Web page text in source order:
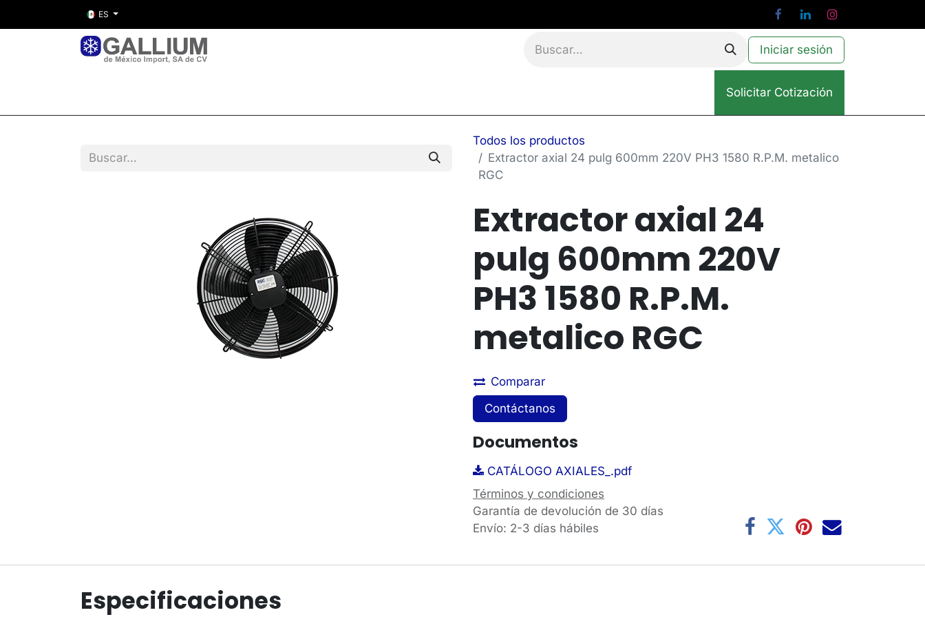
ES
Iniciar sesión
Solicitar Cotización
Todos los productos
Extractor axial 24 pulg 600mm 220V PH3 1580 R.P.M. metalico
RGC
Extractor axial 24
pulg 600mm 220V
PH3 1580 R.P.M.
metalico RGC
Comparar
Contáctanos
Documentos
CATÁLOGO AXIALES_.pdf
Términos y condiciones
Garantía de devolución de 30 días
Envío: 2-3 días hábiles
Especificaciones